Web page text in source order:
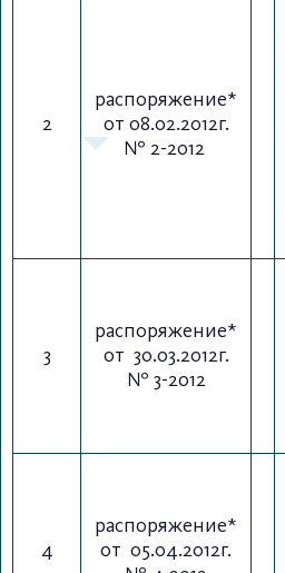
2
распоряжение*
от 08.02.2012г.
№ 2-2012
3
распоряжение*
от 30.03.2012г.
№ 3-2012
4
распоряжение*
от 05.04.2012г.